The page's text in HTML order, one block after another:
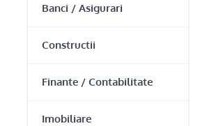
Banci / Asigurari
Constructii
Finante / Contabilitate
Imobiliare